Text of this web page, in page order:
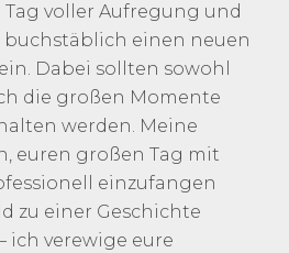
Tag voller Aufregung und
einen neuen
Dabei sollten sowohl
die großen Momente
werden. Meine
euren großen Tag mit
einzufangen
zu einer Geschichte
ich verewige eure